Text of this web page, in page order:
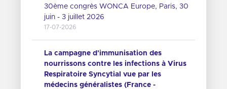
30ème congrès WONCA Europe, Paris, 30
juin - 3 juillet 2026
17-07-2026
La campagne d'immunisation des
nourrissons contre les infections à Virus
Respiratoire Syncytial vue par les
médecins généralistes (France -